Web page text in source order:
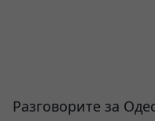
Разговорите за